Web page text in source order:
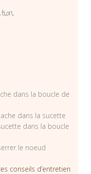
dans la boucle de
dans la sucette
dans la boucle
le noeud
conseils d’entretien